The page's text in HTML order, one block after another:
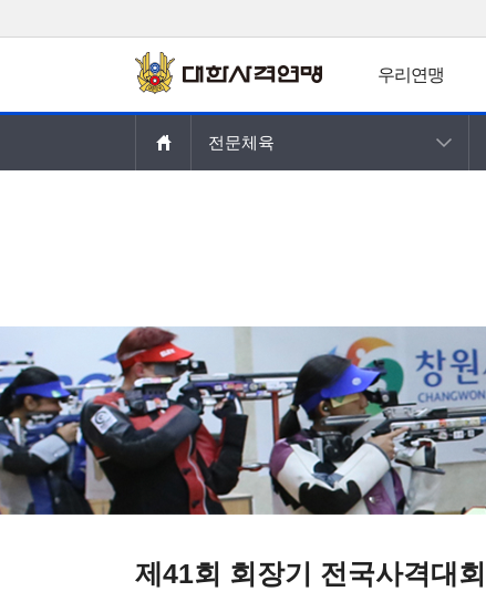
우리연맹
전문체육
제41회 회장기 전국사격대회